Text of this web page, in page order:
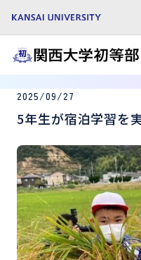
2025/09/27
5年生が宿泊学習を